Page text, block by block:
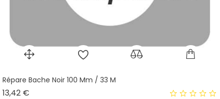
Répare Bache Noir 100 Mm / 33 M
13,42 €